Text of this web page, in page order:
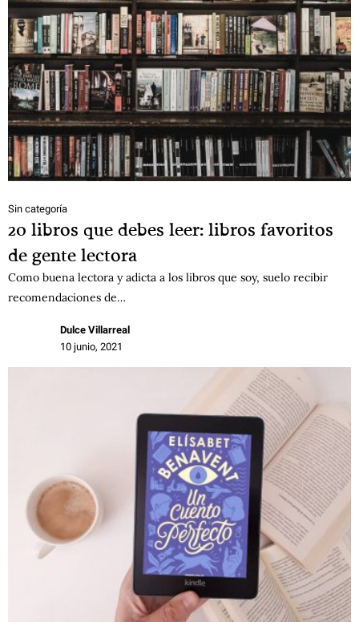
Sin categoría
20 libros que debes leer: libros favoritos
de gente lectora
Como buena lectora y adicta a los libros que soy, suelo recibir
recomendaciones de…
Dulce Villarreal
10 junio, 2021